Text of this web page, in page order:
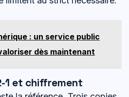
: un service public
dès maintenant
1 et chiffrement